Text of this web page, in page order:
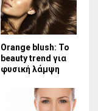
Orange blush: Το
beauty trend για
φυσική λάμψη